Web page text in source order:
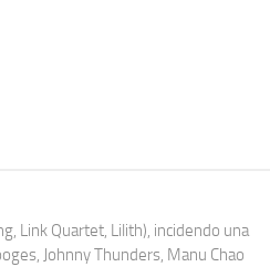
Link Quartet, Lilith), incidendo una
Johnny Thunders, Manu Chao